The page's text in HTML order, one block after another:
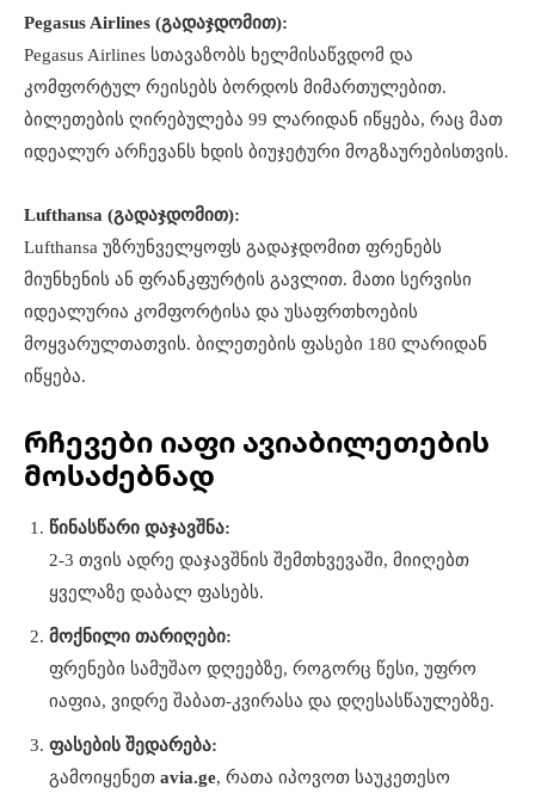
Pegasus Airlines (გადაჯდომით):
Pegasus Airlines სთავაზობს ხელმისაწვდომ და
კომფორტულ რეისებს ბორდოს მიმართულებით.
ბილეთების ღირებულება 99 ლარიდან იწყება, რაც მათ
იდეალურ არჩევანს ხდის ბიუჯეტური მოგზაურებისთვის.
Lufthansa (გადაჯდომით):
Lufthansa უზრუნველყოფს გადაჯდომით ფრენებს
მიუნხენის ან ფრანკფურტის გავლით. მათი სერვისი
იდეალურია კომფორტისა და უსაფრთხოების
მოყვარულთათვის. ბილეთების ფასები 180 ლარიდან
იწყება.
რჩევები იაფი ავიაბილეთების
მოსაძებნად
წინასწარი დაჯავშნა:
2-3 თვის ადრე დაჯავშნის შემთხვევაში, მიიღებთ
ყველაზე დაბალ ფასებს.
მოქნილი თარიღები:
ფრენები სამუშაო დღეებზე, როგორც წესი, უფრო
იაფია, ვიდრე შაბათ-კვირასა და დღესასწაულებზე.
ფასების შედარება:
გამოიყენეთ avia.ge, რათა იპოვოთ საუკეთესო